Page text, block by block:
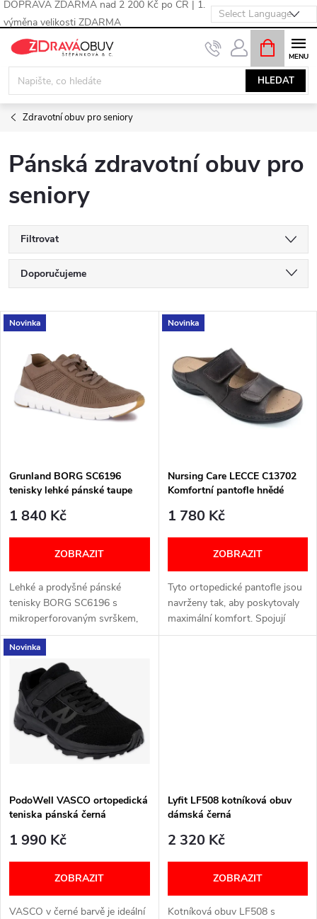
DOPRAVA ZDARMA nad 2 200 Kč po ČR | 1.
výměna velikosti ZDARMA
Přejít
obsah
HLEDAT
NÁKUPNÍ
KOŠÍK
Zdravotní obuv pro seniory
Pánská zdravotní obuv pro
seniory
Filtrovat
Ř
a
e
n
p
r
d
u
k
t
ů
Doporučujeme
Nejdražší
Nejprodávanější
Abecedně
V
ý
p
s
p
r
o
d
u
k
t
Novinka
Grunland BORG SC6196
tenisky lehké pánské taupe
1 840 Kč
ZOBRAZIT
Lehké a prodyšné pánské
tenisky BORG SC6196 s
mikroperforovaným svrškem,
flexibilní podrážkou a
vyjímatelnou stélkou Re-Soft
pro maximální pohodlí při
každém kroku. Šířka: G+...
Novinka
Nursing Care LECCE C13702
Komfortní pantofle hnědé
1 780 Kč
ZOBRAZIT
Tyto ortopedické pantofle jsou
navrženy tak, aby poskytovaly
maximální komfort. Spojují
vysoce kvalitní materiály s
Novinka
PodoWell VASCO ortopedická
teniska pánská černá
1 990 Kč
ZOBRAZIT
VASCO v černé barvě je ideální
Lyfit LF508 kotníková obuv
dámská černá
2 320 Kč
ZOBRAZIT
Kotníková obuv LF508 s